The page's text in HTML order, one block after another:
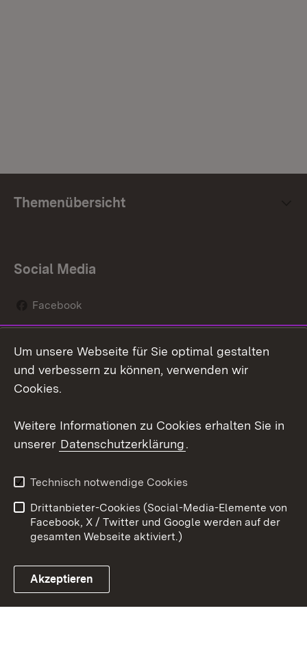
Themenübersicht
Social Media
Facebook
Social Wall
Youtube
Link zum Landesportal
Kontakt
Datenschutz
Barrierefreiheit
Impressum Cookies
Um unsere Webseite für Sie optimal gestalten
und verbessern zu können, verwenden wir
Cookies.
Weitere Informationen zu Cookies erhalten Sie in
unserer Datenschutzerklärung.
Technisch notwendige Cookies
Drittanbieter-Cookies (Social-Media-Elemente von
Facebook, X / Twitter und Google werden auf der
gesamten Webseite aktiviert.)
Akzeptieren